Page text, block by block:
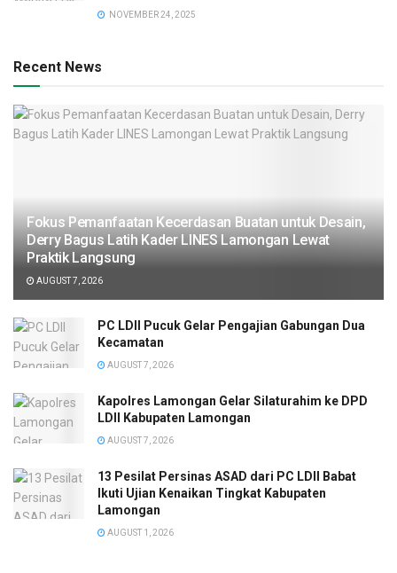
NOVEMBER 24, 2025
Recent News
Fokus Pemanfaatan Kecerdasan Buatan untuk Desain,
Derry Bagus Latih Kader LINES Lamongan Lewat
Praktik Langsung
AUGUST 7, 2026
PC LDII Pucuk Gelar Pengajian Gabungan Dua
Kecamatan
AUGUST 7, 2026
Kapolres Lamongan Gelar Silaturahim ke DPD
LDII Kabupaten Lamongan
AUGUST 7, 2026
13 Pesilat Persinas ASAD dari PC LDII Babat
Ikuti Ujian Kenaikan Tingkat Kabupaten
Lamongan
AUGUST 1, 2026